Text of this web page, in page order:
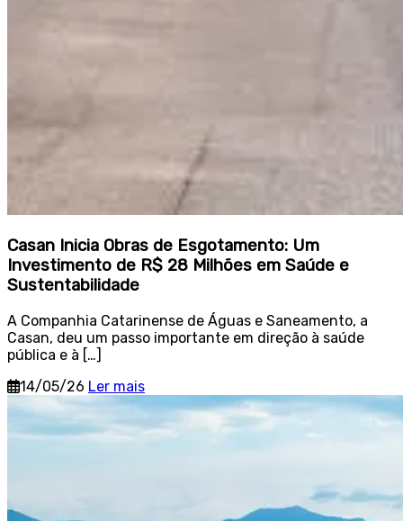
Casan Inicia Obras de Esgotamento: Um
Investimento de R$ 28 Milhões em Saúde e
Sustentabilidade
A Companhia Catarinense de Águas e Saneamento, a
Casan, deu um passo importante em direção à saúde
pública e à […]
14/05/26 Ler mais